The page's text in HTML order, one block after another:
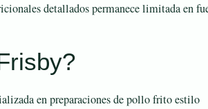
detallados permanece limitada en
en preparaciones de pollo frito estilo